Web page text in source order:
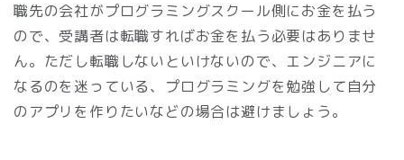
職先の会社がプログラミングスクール側にお金を払う
ので、受講者は転職すればお金を払う必要はありませ
ん。ただし転職しないといけないので、エンジニアに
なるのを迷っている、プログラミングを勉強して自分
のアプリを作りたいなどの場合は避けましょう。